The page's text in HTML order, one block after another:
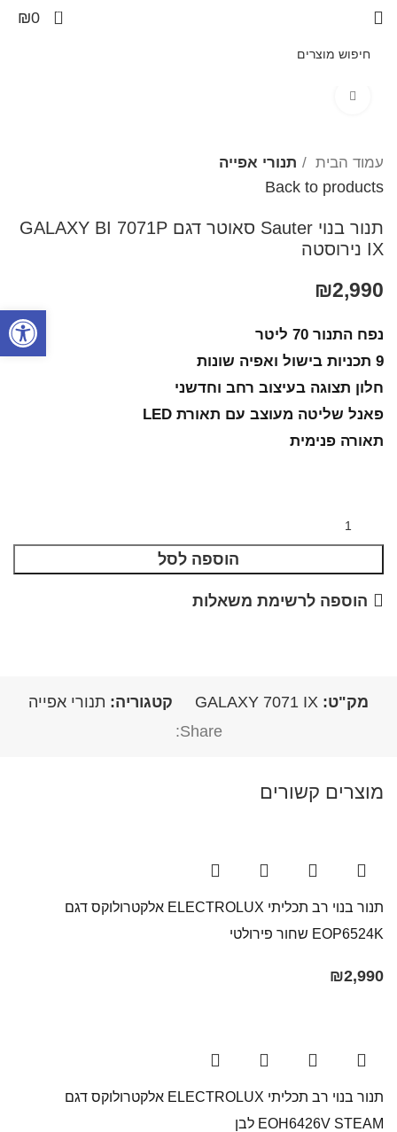
פתח
0
₪0
עמוד הבית תנורי אפייה
Back to products
תנור בנוי Sauter סאוטר דגם GALAXY BI 7071P
IX נירוסטה
₪2,990
נפח התנור 70 ליטר
9 תכניות בישול ואפיה שונות
חלון תצוגה בעיצוב רחב וחדשני
פאנל שליטה מעוצב עם תאורת LED
תאורה פנימית
הוספה לסל
הוספה לרשימת משאלות
מק"ט: GALAXY 7071 IX קטגוריה: תנורי אפייה
Share:
מוצרים קשורים
תנור בנוי רב תכליתי ELECTROLUX אלקטרולוקס דגם
EOP6524K שחור פירולטי
₪2,990
תנור בנוי רב תכליתי ELECTROLUX אלקטרולוקס דגם
EOH6426V STEAM לבן